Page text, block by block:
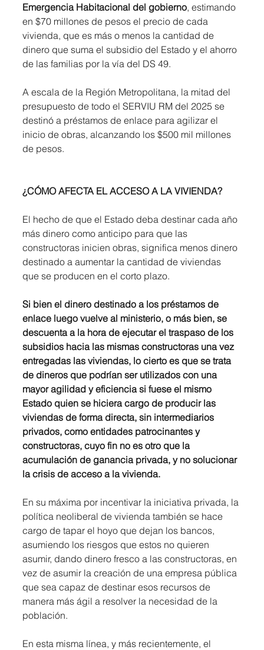
Emergencia Habitacional del gobierno, estimando
en $70 millones de pesos el precio de cada
vivienda, que es más o menos la cantidad de
dinero que suma el subsidio del Estado y el ahorro
de las familias por la vía del DS 49.
A escala de la Región Metropolitana, la mitad del
presupuesto de todo el SERVIU RM del 2025 se
destinó a préstamos de enlace para agilizar el
inicio de obras, alcanzando los $500 mil millones
de pesos.
¿CÓMO AFECTA EL ACCESO A LA VIVIENDA?
El hecho de que el Estado deba destinar cada año
más dinero como anticipo para que las
constructoras inicien obras, significa menos dinero
destinado a aumentar la cantidad de viviendas
que se producen en el corto plazo.
Si bien el dinero destinado a los préstamos de
enlace luego vuelve al ministerio, o más bien, se
descuenta a la hora de ejecutar el traspaso de los
subsidios hacia las mismas constructoras una vez
entregadas las viviendas, lo cierto es que se trata
de dineros que podrían ser utilizados con una
mayor agilidad y eficiencia si fuese el mismo
Estado quien se hiciera cargo de producir las
viviendas de forma directa, sin intermediarios
privados, como entidades patrocinantes y
constructoras, cuyo fin no es otro que la
acumulación de ganancia privada, y no solucionar
la crisis de acceso a la vivienda.
En su máxima por incentivar la iniciativa privada, la
política neoliberal de vivienda también se hace
cargo de tapar el hoyo que dejan los bancos,
asumiendo los riesgos que estos no quieren
asumir, dando dinero fresco a las constructoras, en
vez de asumir la creación de una empresa pública
que sea capaz de destinar esos recursos de
manera más ágil a resolver la necesidad de la
población.
En esta misma línea, y más recientemente, el